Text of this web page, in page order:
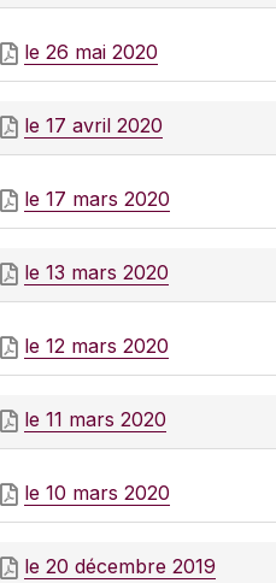
le 26 mai 2020
le 17 avril 2020
le 17 mars 2020
le 13 mars 2020
le 12 mars 2020
le 11 mars 2020
le 10 mars 2020
le 20 décembre 2019